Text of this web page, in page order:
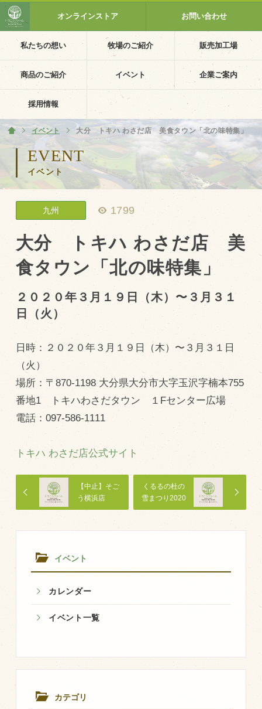
私たちの想い 牧場のご紹介 販売加工場
商品のご紹介 イベント 企業ご案内
採用情報
オンラインストア お問い合わせ
EVENT
イベント
イベント
カレンダー
イベント一覧
カテゴリ
九州 1799
大分 トキハ わさだ店 美
食タウン「北の味特集」
２０２０年３月１９日（木）〜３月３１
日（火）
日時：２０２０年３月１９日（木）〜３月３１日
（火）
場所：〒870-1198 大分県大分市大字玉沢字楠本755
番地1 トキハわさだタウン １Fセンター広場
電話：097-586-1111
トキハ わさだ店公式サイト
くるるの杜の
雪まつり2020
【中止】そご
う横浜店
2020年 初夏
の北海道物産
展
ホーム
イベント 大分 トキハ わさだ店 美食タウン「北の味特集」
ホーム
私たちの想い
PV動画
イベントカレンダー
イベント一覧
採用情報
企業ご案内
会社概要・沿革
アクセス
個人情報保護方針
トピックス（新着順）
お知らせ
お客様の声
オリジナル投稿レシピ
十勝帯広の観光
採用情報
blog
牧場のご紹介
販売加工場
業務管理体制